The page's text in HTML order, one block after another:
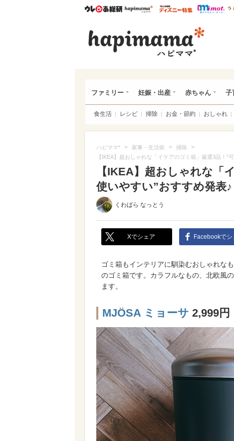
ウレぴあ総研ハピママ* ウレぴあ
ファミリー 妊娠・出産 赤ちゃん 子
食生活 レシピ 掃除 お金・節約 おしゃれ
ハピママ* > 家事・生活術 > 掃除 >
【IKEA】超おしゃれな「イケアのゴミ箱」厳選3品！“
【IKEA】超おしゃれな「
使いやすい”おすすめ発表♪
くわばら なっとう
Xでシェア Facebookでシ
ゴミ箱もインテリアに馴染むおしゃれな
のゴミ箱です。カラフルなもの、北欧風
ます。
MJÖSA ミョーサ 2,999円